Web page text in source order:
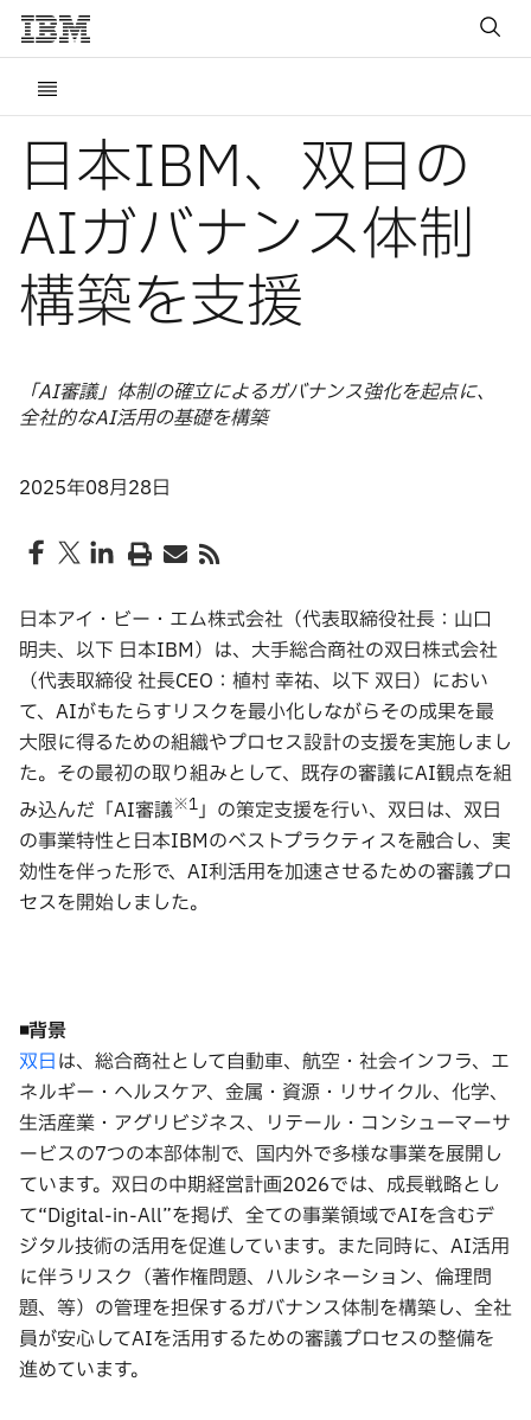
日本IBM、双日の
AIガバナンス体制
構築を支援
「AI審議」体制の確立によるガバナンス強化を起点に、
全社的なAI活用の基礎を構築
2025年08月28日
日本アイ・ビー・エム株式会社（代表取締役社長：山口
明夫、以下 日本IBM）は、大手総合商社の双日株式会社
（代表取締役 社長CEO：植村 幸祐、以下 双日）におい
て、AIがもたらすリスクを最小化しながらその成果を最
大限に得るための組織やプロセス設計の支援を実施しまし
た。その最初の取り組みとして、既存の審議にAI観点を組
み込んだ「AI審議※1」の策定支援を行い、双日は、双日
の事業特性と日本IBMのベストプラクティスを融合し、実
効性を伴った形で、AI利活用を加速させるための審議プロ
セスを開始しました。
◾️背景
双日は、総合商社として自動車、航空・社会インフラ、エ
ネルギー・ヘルスケア、金属・資源・リサイクル、化学、
生活産業・アグリビジネス、リテール・コンシューマーサ
ービスの7つの本部体制で、国内外で多様な事業を展開し
ています。双日の中期経営計画2026では、成長戦略とし
て“Digital-in-All”を掲げ、全ての事業領域でAIを含むデ
ジタル技術の活用を促進しています。また同時に、AI活用
に伴うリスク（著作権問題、ハルシネーション、倫理問
題、等）の管理を担保するガバナンス体制を構築し、全社
員が安心してAIを活用するための審議プロセスの整備を
進めています。